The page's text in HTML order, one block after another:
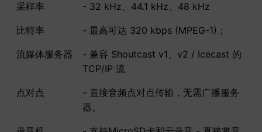
采样率 - 32 kHz、44.1 kHz、48 kHz
比特率 - 最高可达 320 kbps (MPEG-1)；
流媒体服务器
- 兼容 Shoutcast v1、v2 / Icecast 的
TCP/IP 流
点对点
- 直接音频点对点传输，无需广播服务
器。